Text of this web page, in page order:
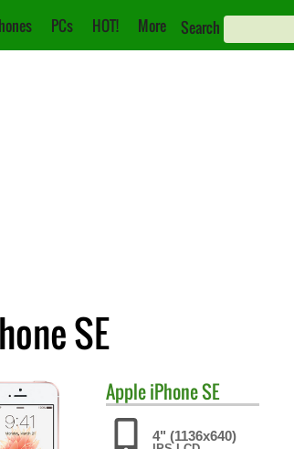
PCs HOT! More Search
SE
AppleiPhone SE
4" (1136x640)